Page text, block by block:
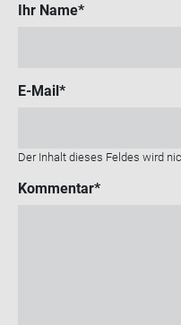
Ihr Name
E-Mail
Der Inhalt dieses Feldes wird
Kommentar